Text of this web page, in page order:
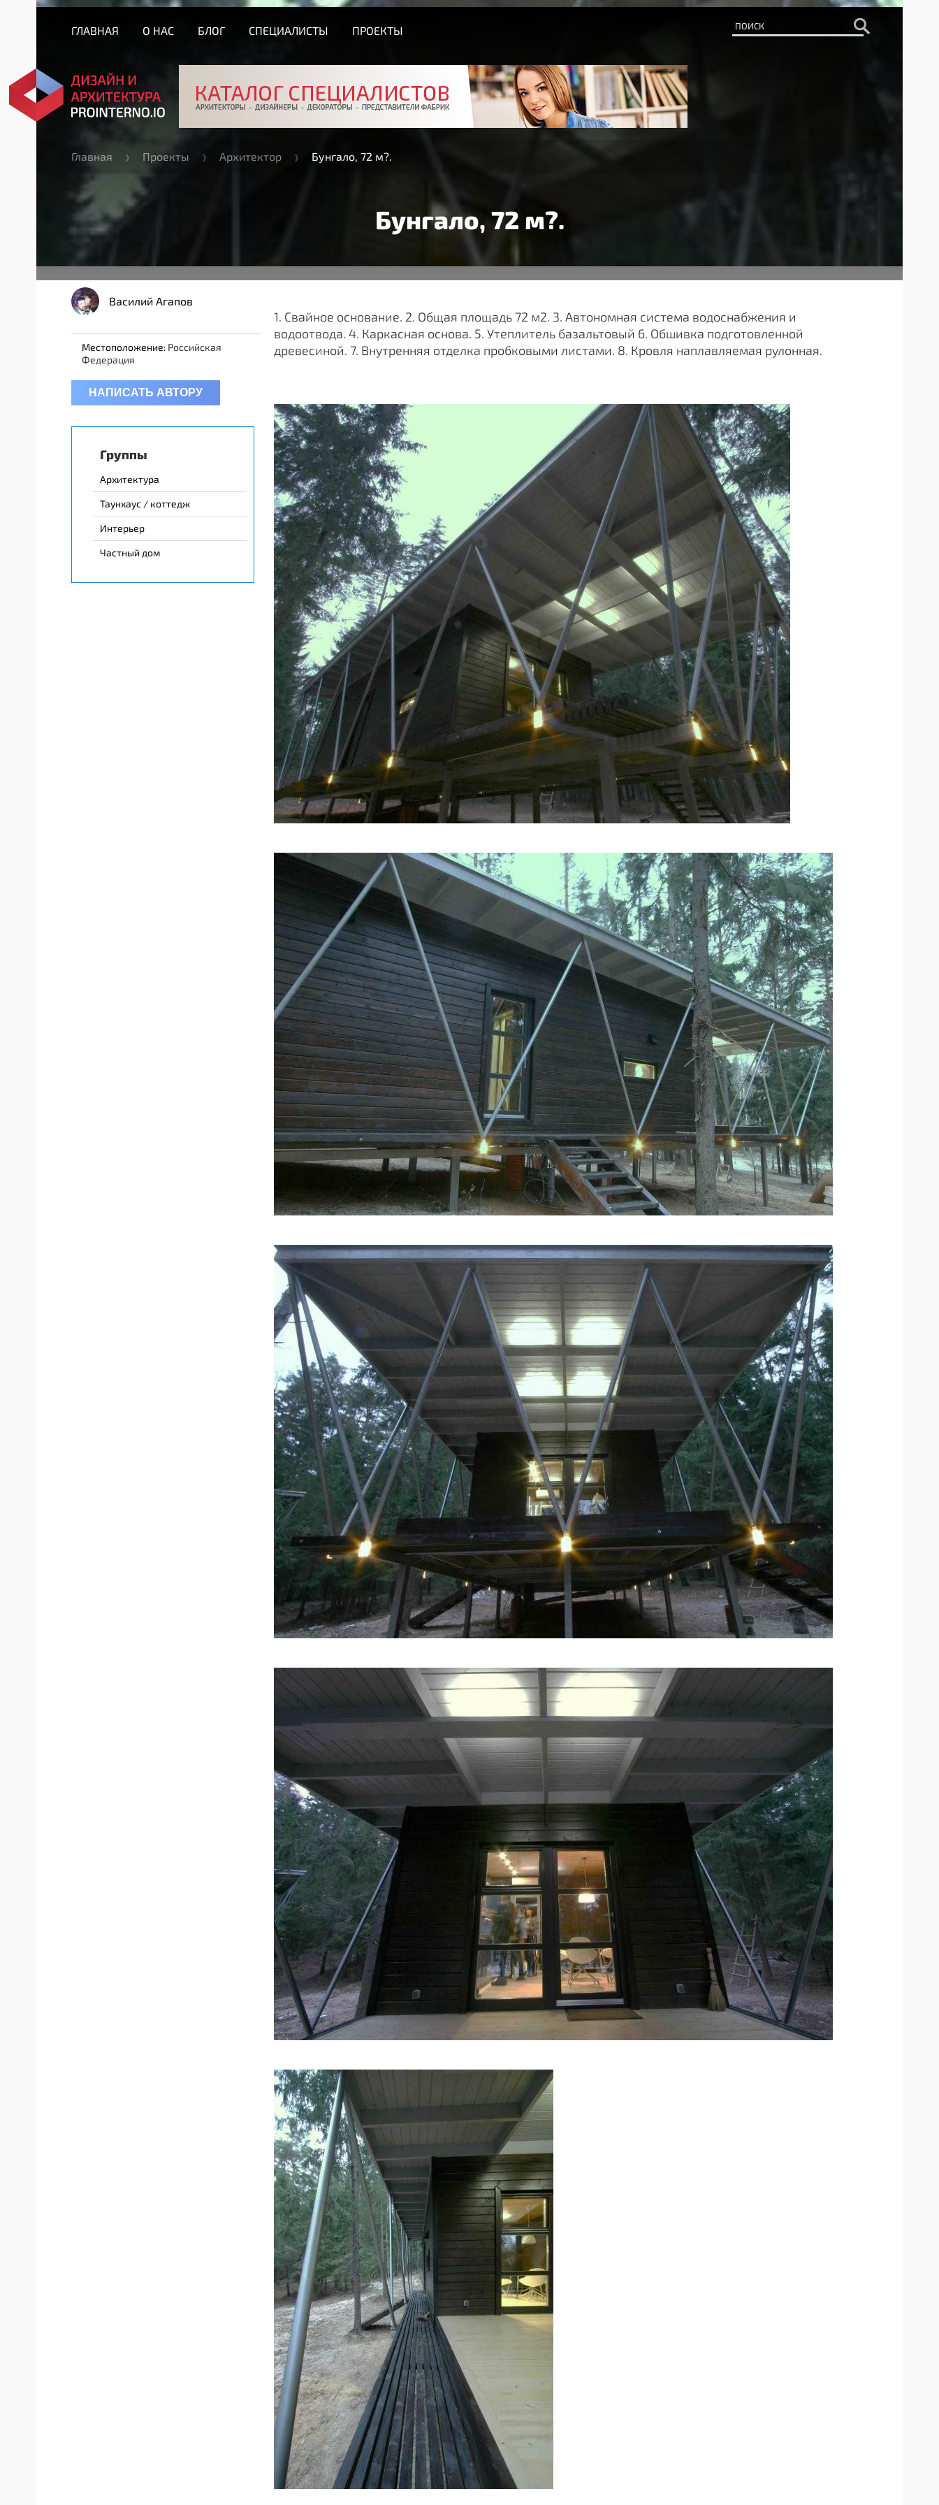
ГЛАВНАЯ О НАС БЛОГ СПЕЦИАЛИСТЫ ПРОЕКТЫ
Главная Проекты Архитектор Бунгало, 72 м?.
Бунгало, 72 м?.
Василий Агапов
Местоположение: Российская
Федерация
НАПИСАТЬ АВТОРУ
Группы
Архитектура
Таунхаус / коттедж
Интерьер
Частный дом
1. Свайное основание. 2. Общая площадь 72 м2. 3. Автономная система водоснабжения и
водоотвода. 4. Каркасная основа. 5. Утеплитель базальтовый 6. Обшивка подготовленной
древесиной. 7. Внутренняя отделка пробковыми листами. 8. Кровля наплавляемая рулонная.